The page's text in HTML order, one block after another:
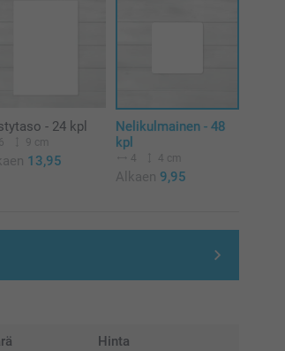
- 24 kpl
6 9 cm
13,95
Nelikulmainen - 48
kpl
4 4 cm
Alkaen 9,95
Hinta